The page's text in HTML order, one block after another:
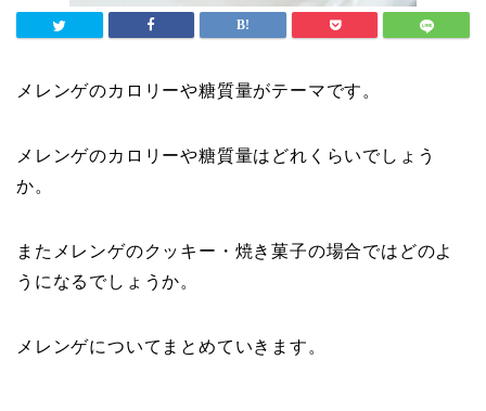
メレンゲのカロリーや糖質量がテーマです。
メレンゲのカロリーや糖質量はどれくらいでしょう
か。
またメレンゲのクッキー・焼き菓子の場合ではどのよ
うになるでしょうか。
メレンゲについてまとめていきます。